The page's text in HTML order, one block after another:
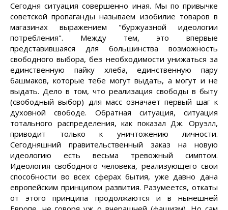
Сегодня ситуация совершенно иная. Мы по привычке
советской пропаганды называем изобилие товаров в
магазинах выражением "буржуазной идеологии
потребления". Между тем, это впервые
представившаяся для большинства возможность
свободного выбора, без необходимости унижаться за
единственную пайку хлеба, единственную пару
башмаков, которые тебе могут выдать, а могут и не
выдать. Дело в том, что реализация свободы в быту
(свободный выбор) для масс означает первый шаг к
духовной свободе. Обратная ситуация, ситуация
тотального распределения, как показал Дж. Оруэлл,
приводит только к уничтожению личности.
Сегодняшний правительственный заказ на новую
идеологию есть весьма тревожный симптом.
Идеология свободного человека, реализующего свои
способности во всех сферах бытия, уже давно дана
европейским принципом развития. Разумеется, откаты
от этого принципа продолжаются и в нынешней